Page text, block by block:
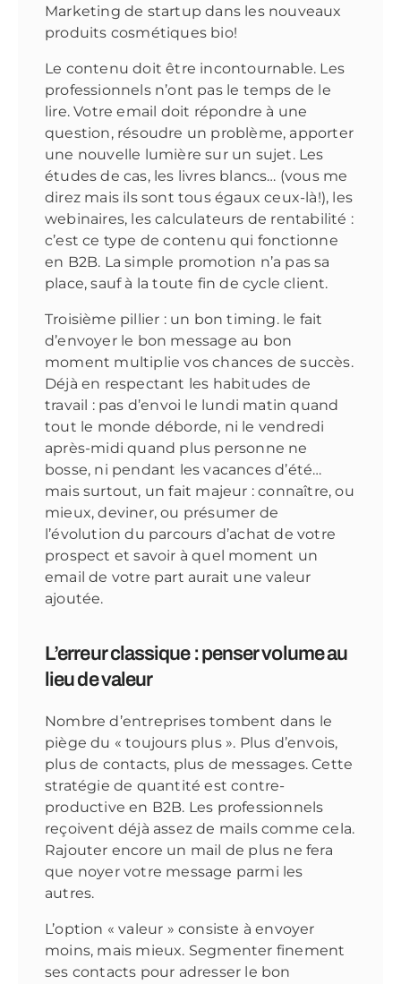
Marketing de startup dans les nouveaux
produits cosmétiques bio!
Le contenu doit être incontournable. Les
professionnels n’ont pas le temps de le
lire. Votre email doit répondre à une
question, résoudre un problème, apporter
une nouvelle lumière sur un sujet. Les
études de cas, les livres blancs… (vous me
direz mais ils sont tous égaux ceux-là!), les
webinaires, les calculateurs de rentabilité :
c’est ce type de contenu qui fonctionne
en B2B. La simple promotion n’a pas sa
place, sauf à la toute fin de cycle client.
Troisième pillier : un bon timing. le fait
d’envoyer le bon message au bon
moment multiplie vos chances de succès.
Déjà en respectant les habitudes de
travail : pas d’envoi le lundi matin quand
tout le monde déborde, ni le vendredi
après-midi quand plus personne ne
bosse, ni pendant les vacances d’été…
mais surtout, un fait majeur : connaître, ou
mieux, deviner, ou présumer de
l’évolution du parcours d’achat de votre
prospect et savoir à quel moment un
email de votre part aurait une valeur
ajoutée.
L’erreur classique : penser volume au
lieu de valeur
Nombre d’entreprises tombent dans le
piège du « toujours plus ». Plus d’envois,
plus de contacts, plus de messages. Cette
stratégie de quantité est contre-
productive en B2B. Les professionnels
reçoivent déjà assez de mails comme cela.
Rajouter encore un mail de plus ne fera
que noyer votre message parmi les
autres.
L’option « valeur » consiste à envoyer
moins, mais mieux. Segmenter finement
ses contacts pour adresser le bon